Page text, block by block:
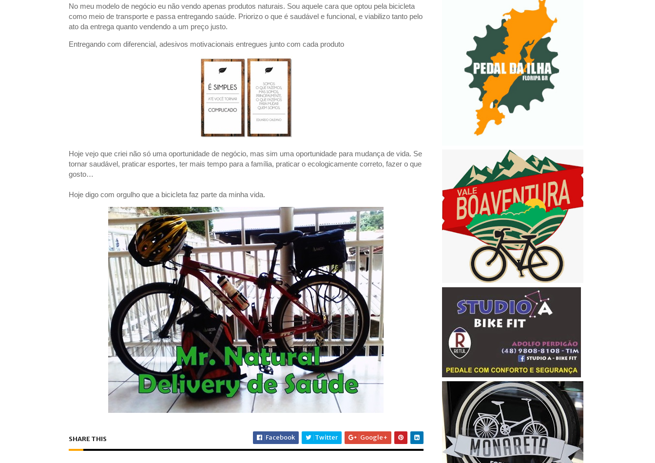
No meu modelo de negócio eu não vendo apenas produtos naturais. Sou aquele cara que optou pela bicicleta
como meio de transporte e passa entregando saúde. Priorizo o que é saudável e funcional, e viabilizo tanto pelo
ato da entrega quanto vendendo a um preço justo.
Entregando com diferencial, adesivos motivacionais entregues junto com cada produto
Hoje vejo que criei não só uma oportunidade de negócio, mas sim uma oportunidade para mudança de vida. Se
tornar saudável, praticar esportes, ter mais tempo para a família, praticar o ecologicamente correto, fazer o que
gosto…
Hoje digo com orgulho que a bicicleta faz parte da minha vida.
SHARE THIS Facebook Twitter Google+